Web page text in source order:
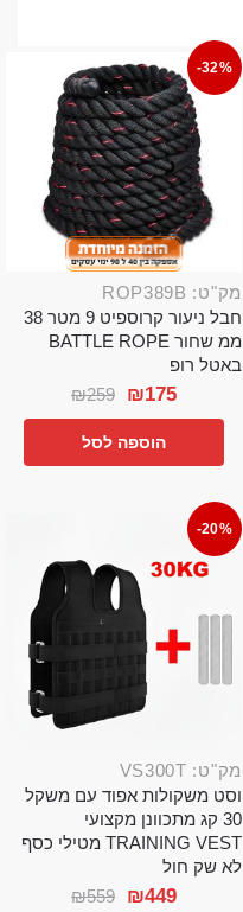
-32%
מק"ט: ROP389B
חבל ניעור קרוספיט 9 מטר 38
ממ שחור BATTLE ROPE
באטל רופ
₪259 ₪175
הוספה לסל
-20%
מק"ט: VS300T
וסט משקולות אפוד עם משקל
30 קג מתכוונן מקצועי
TRAINING VEST מטילי כסף
לא שק חול
₪559 ₪449